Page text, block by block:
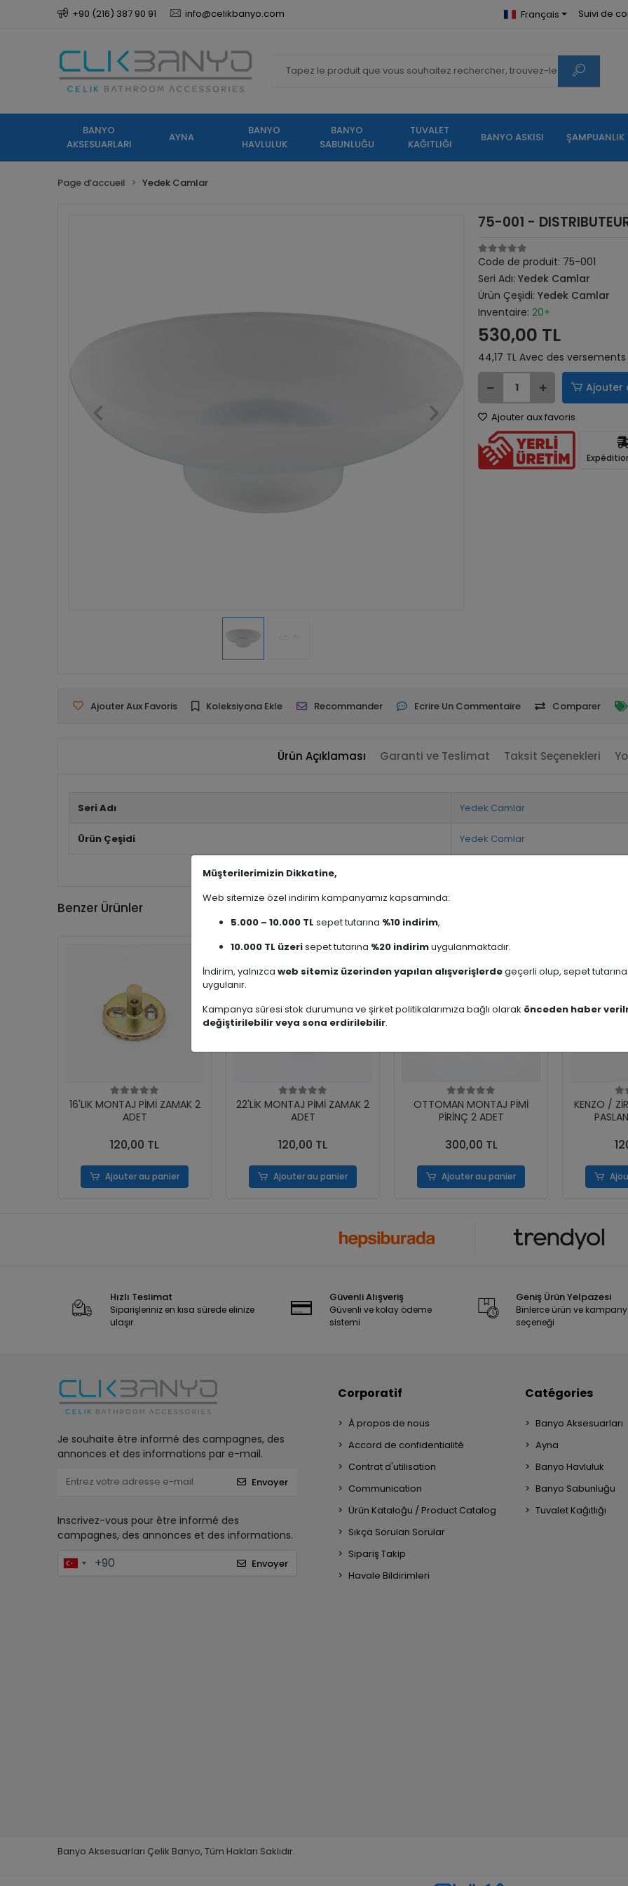
+90 (216) 387 90 91 info@celikbanyo.com Français Suivi de
BANYO
AKSESUARLARI
AYNA
BANYO
HAVLULUK
BANYO
SABUNLUĞU
TUVALET
KAĞITLIĞI
BANYO ASKISI ŞAMPUANLIK
Page d’accueil Yedek Camlar
75-001 -
Code de produit: 75-001
Seri Adı: Yedek Camlar
Ürün Çeşidi: Yedek Camlar
Inventaire: 20+
530,00 TL
44,17 TL Avec des
Ajouter
Ajouter aux favoris
Ajouter Aux Favoris Koleksiyona Ekle Recommander Ecrire Un Commentaire Comparer
Ürün Açıklaması Garanti ve Teslimat Taksit Seçenekleri
Seri Adı Yedek Camlar
Ürün Çeşidi Yedek Camlar
Benzer Ürünler
16'LIK MONTAJ PİMİ ZAMAK 2
ADET
120,00 TL
Ajouter au panier
22'LİK MONTAJ PİMİ ZAMAK 2
ADET
120,00 TL
Ajouter au panier
OTTOMAN MONTAJ PİMİ
PİRİNÇ 2 ADET
300,00 TL
Ajouter au panier
KENZO /
Hızlı Teslimat
Siparişleriniz en kısa sürede elinize
ulaşır.
Güvenli Alışveriş
Güvenli ve kolay ödeme
sistemi
Geniş Ürün Yelpazesi
Binlerce ürün ve
seçeneği
Je souhaite être informé des campagnes, des
annonces et des informations par e-mail.
Envoyer
Inscrivez-vous pour être informé des
campagnes, des annonces et des informations.
Envoyer
Corporatif
À propos de nous
Accord de confidentialité
Contrat d'utilisation
Communication
Ürün Kataloğu / Product Catalog
Sıkça Sorulan Sorular
Sipariş Takip
Havale Bildirimleri
Catégories
Banyo Aksesuarları
Ayna
Banyo Havluluk
Banyo Sabunluğu
Tuvalet Kağıtlığı
Banyo Aksesuarları Çelik Banyo, Tüm Hakları Saklıdır.
Müşterilerimizin Dikkatine,
Web sitemize özel indirim kampanyamız kapsamında:
5.000 – 10.000 TL sepet tutarına %10 indirim,
10.000 TL üzerisepet tutarına %20 indirimuygulanmaktadır.
İndirim, yalnızca web sitemiz üzerinden yapılan alışverişlerdegeçerli olup, sepet
uygulanır.
Kampanya süresi stok durumuna ve şirket politikalarımıza bağlı olarak önceden haber
değiştirilebilir veya sona erdirilebilir.